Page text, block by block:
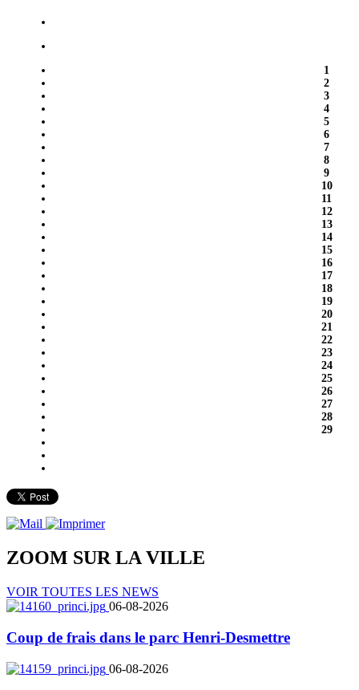
1
2
3
4
5
6
7
8
9
10
11
12
13
14
15
16
17
18
19
20
21
22
23
24
25
26
27
28
29
ZOOM SUR LAVILLE
VOIR TOUTES LES NEWS
06-08-2026
Coup de frais dans le parc Henri-Desmettre
06-08-2026